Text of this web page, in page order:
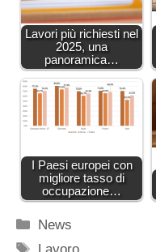
Lavori più richiesti nel
2025, una
panoramica…
I Paesi europei con
migliore tasso di
occupazione…
Categorie
News
Tag